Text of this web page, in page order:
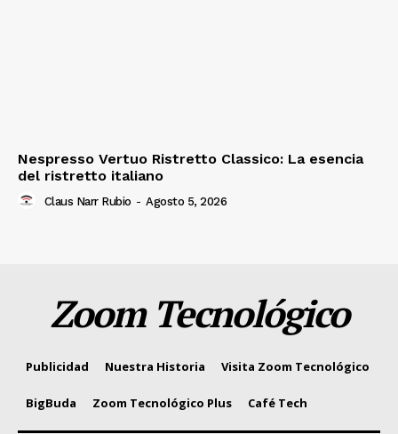
Nespresso Vertuo Ristretto Classico: La esencia
del ristretto italiano
Claus Narr Rubio - Agosto 5, 2026
Zoom Tecnológico
Publicidad Nuestra Historia Visita Zoom Tecnológico
BigBuda Zoom Tecnológico Plus Café Tech